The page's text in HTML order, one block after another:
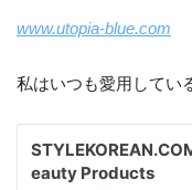
www.utopia-blue.com
私はいつも愛用してい